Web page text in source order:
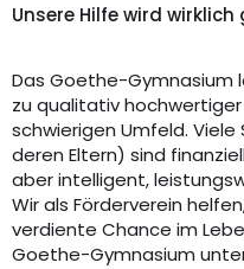
Unsere Hilfe wird
Das Goethe-Gymnasium
zu qualitativ hochwertiger
schwierigen Umfeld. Viele
deren Eltern) sind
aber intelligent,
Wir als Förderverein
verdiente Chance im
Goethe-Gymnasium